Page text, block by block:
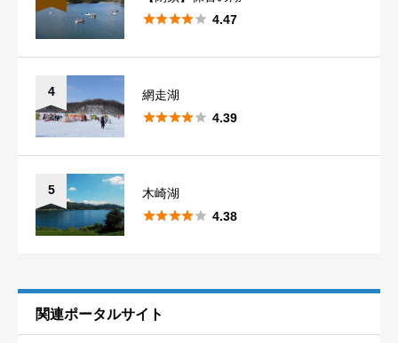
 4.47
4
網走湖
 4.39
5
木崎湖
 4.38
関連ポータルサイト